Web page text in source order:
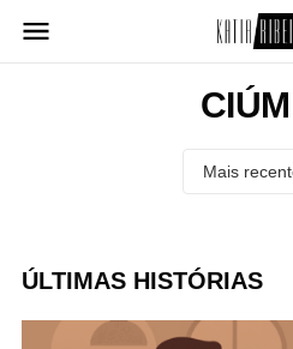
para
ÚLTIMAS HISTÓRIAS